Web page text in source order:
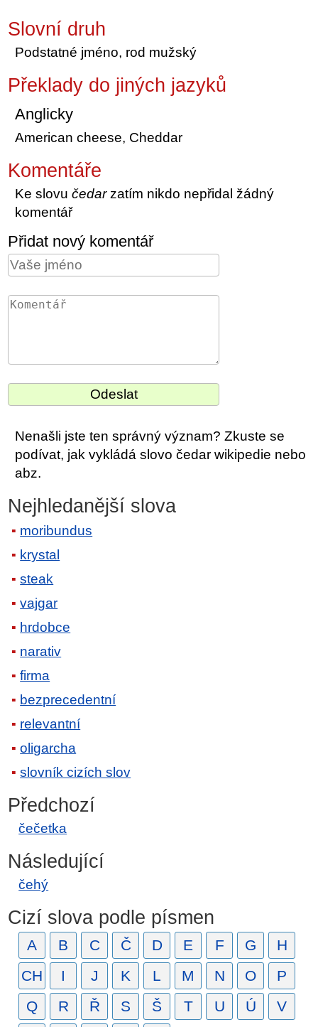
Slovní druh
Podstatné jméno, rod mužský
Překlady do jiných jazyků
Anglicky
American cheese, Cheddar
Komentáře
Ke slovučedarzatím nikdo nepřidal žádný
komentář
Přidat nový komentář
Nenašli jste ten správný význam? Zkuste se
podívat, jak vykládá slovo čedar wikipedie nebo
abz.
Nejhledanější slova
moribundus
krystal
steak
vajgar
hrdobce
narativ
firma
bezprecedentní
relevantní
oligarcha
slovník cizích slov
Předchozí
čečetka
Následující
čehý
Cizí slova podle písmen
A B C Č D E F G
H
CH
I J K L M N O
P
Q
R Ř S Š T U Ú V